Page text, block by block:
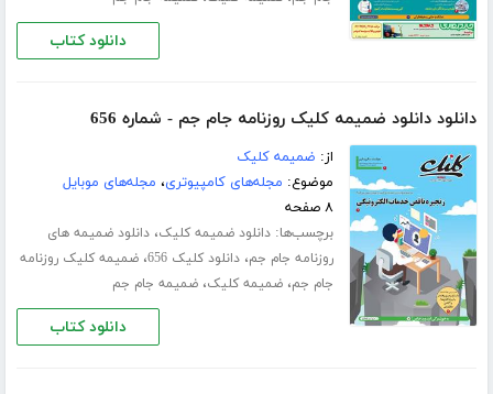
دانلود کتاب
دانلود دانلود ضمیمه کلیک روزنامه جام جم - شماره 656
از: ضمیمه کلیک
موضوع: مجله‌های کامپیوتری، مجله‌های موبایل
۸ صفحه
برچسب‌ها:دانلود ضمیمه کلیک،دانلود ضمیمه های
روزنامه جام جم،دانلود کلیک 656 ،ضمیمه کلیک روزنامه
جام جم،ضمیمه کلیک،ضمیمه جام جم
دانلود کتاب